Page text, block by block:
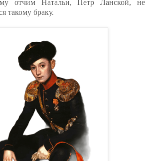
отчим Натальи, Петр Ланской, не
такому браку.